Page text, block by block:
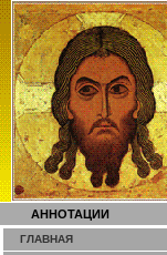
АННОТАЦИИ
ГЛАВНАЯ